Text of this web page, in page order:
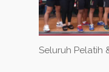
Seluruh Pelatih